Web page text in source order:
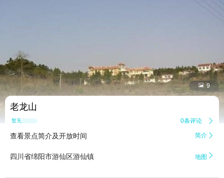
 9
老龙山
暂无点评 0条评论 
查看景点简介及开放时间 简介 
四川省绵阳市游仙区游仙镇 地图 